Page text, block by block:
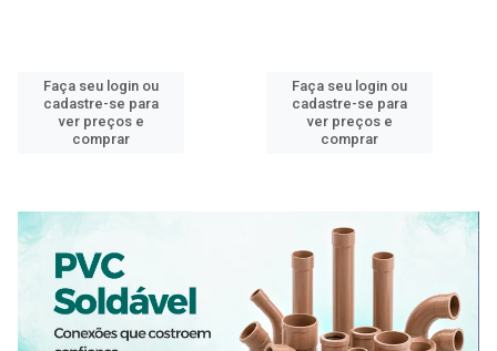
Faça seu login ou
cadastre-se para
ver preços e
comprar
Faça seu login ou
cadastre-se para
ver preços e
comprar